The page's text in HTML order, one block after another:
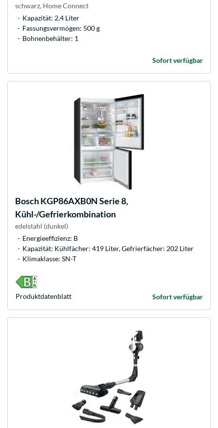
schwarz, Home Connect
Kapazität: 2,4 Liter
Fassungsvermögen: 500 g
Bohnenbehälter: 1
Sofort verfügbar
BoschKGP86AXB0N Serie 8,
Kühl-/Gefrierkombination
edelstahl (dunkel)
Energieeffizienz: B
Kapazität: Kühlfächer: 419 Liter, Gefrierfächer: 202 Liter
Klimaklasse: SN-T
Sofort verfügbar
Produkt­datenblatt